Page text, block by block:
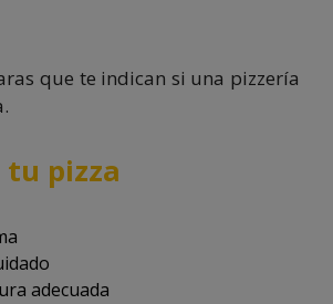
que te indican si una pizzería
pizza
adecuada